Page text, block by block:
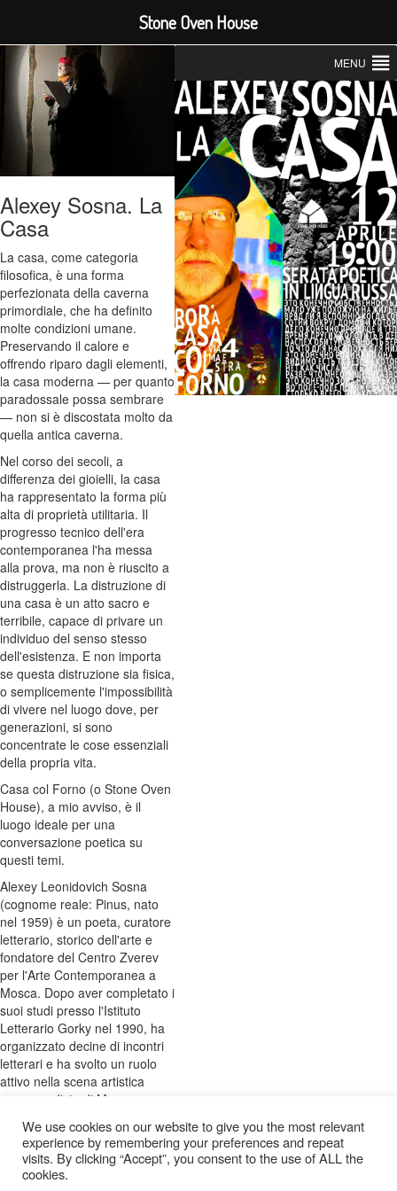
Alexey Sosna. La
Casa
La casa, come categoria
filosofica, è una forma
perfezionata della caverna
primordiale, che ha definito
molte condizioni umane.
Preservando il calore e
offrendo riparo dagli elementi,
la casa moderna — per quanto
paradossale possa sembrare
— non si è discostata molto da
quella antica caverna.
Nel corso dei secoli, a
differenza dei gioielli, la casa
ha rappresentato la forma più
alta di proprietà utilitaria. Il
progresso tecnico dell'era
contemporanea l'ha messa
alla prova, ma non è riuscito a
distruggerla. La distruzione di
una casa è un atto sacro e
terribile, capace di privare un
individuo del senso stesso
dell'esistenza. E non importa
se questa distruzione sia fisica,
o semplicemente l'impossibilità
di vivere nel luogo dove, per
generazioni, si sono
concentrate le cose essenziali
della propria vita.
Casa col Forno (o Stone Oven
House), a mio avviso, è il
luogo ideale per una
conversazione poetica su
questi temi.
Alexey Leonidovich Sosna
(cognome reale: Pinus, nato
nel 1959) è un poeta, curatore
letterario, storico dell'arte e
fondatore del Centro Zverev
per l'Arte Contemporanea a
Mosca. Dopo aver completato i
suoi studi presso l'Istituto
Letterario Gorky nel 1990, ha
organizzato decine di incontri
letterari e ha svolto un ruolo
attivo nella scena artistica
avanguardista di Mosca.
I suoi testi poetici, intensi e
affilati, sono spesso descritti
come “pietre lanciate nel
silenzio.” Le sue performance
MENU
We use cookies on our website to give you the most relevant
experience by remembering your preferences and repeat
visits. By clicking “Accept”, you consent to the use of ALL the
cookies.
Stone Oven House